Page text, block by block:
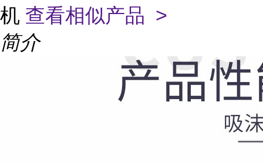
机 查看相似产品 >
简介